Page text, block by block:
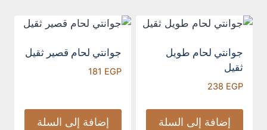
جوانتي لحام طويل
ثقيل
238 EGP
إضافة إلى السلة
جوانتي لحام قصير ثقيل
181 EGP
إضافة إلى السلة